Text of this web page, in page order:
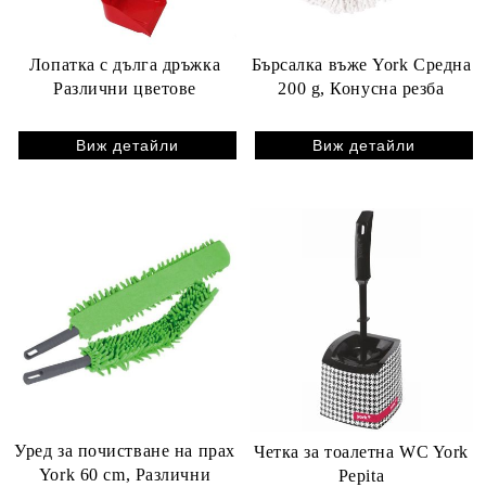
Лопатка с дълга дръжка
Различни цветове
Виж детайли
Бърсалка въже York Средна
200 g, Конусна резба
Виж детайли
Уред за почистване на прах
York 60 cm, Различни
Четка за тоалетна WC York
Pepita